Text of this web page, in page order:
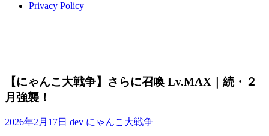
Privacy Policy
【にゃんこ大戦争】さらに召喚 Lv.MAX｜続・２
月強襲！
2026年2月17日 dev にゃんこ大戦争